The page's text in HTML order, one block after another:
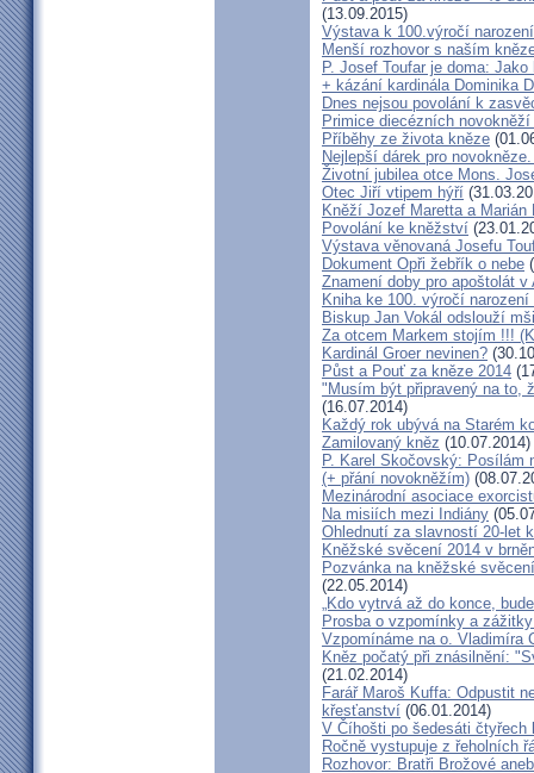
(13.09.2015)
Výstava k 100.výročí
Menší rozhovor s naším
P. Josef Toufar je doma:
+ kázání kardinála Dominika
Dnes nejsou povolání k
Primice diecézních
Příběhy ze života kněze
Nejlepší dárek pro
Životní jubilea otce Mons.
Otec Jiří vtipem hýří
Kněží Jozef Maretta a Marián
Povolání ke kněžství
Výstava věnovaná Josefu
Dokument Opři žebřík o nebe
Znamení doby pro apoštolát v
Kniha ke 100. výročí narození
Biskup Jan Vokál odslouží
Za otcem Markem stojím !!!
Kardinál Groer nevinen?
Půst a Pouť za kněze 2014
"Musím být připravený na to,
(16.07.2014)
Každý rok ubývá na Starém
Zamilovaný kněz (10.07.2014)
P. Karel Skočovský: Posílám
(+ přání novokněžím)
Mezinárodní asociace
Na misiích mezi Indiány
Ohlednutí za slavností 20-let
Kněžské svěcení 2014 v
Pozvánka na kněžské
(22.05.2014)
„Kdo vytrvá až do konce,
Prosba o vzpomínky a
Vzpomínáme na o. Vladimíra
Kněz počatý při znásilnění:
(21.02.2014)
Farář Maroš Kuffa: Odpustit
křesťanství (06.01.2014)
V Číhošti po šedesáti čtyřech
Ročně vystupuje z řeholních
Rozhovor: Bratři Brožové